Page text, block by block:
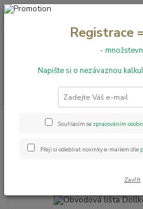
+420 731 199 591
Obvodové lišty Obvodová
Obvodová lišta
Registrace
-
Napište si o nezávaznou
Souhlasím se zpracováním
Přeji si odebírat novinky e-mailem dle
Zavřít